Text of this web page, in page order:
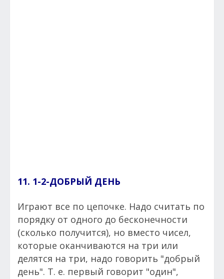
11. 1-2-ДОБРЫЙ ДЕНЬ
Играют все по цепочке. Надо считать по
порядку от одного до бесконечности
(сколько получится), но вместо чисел,
которые оканчиваются на три или
делятся на три, надо говорить "добрый
день". Т. е. первый говорит "один",